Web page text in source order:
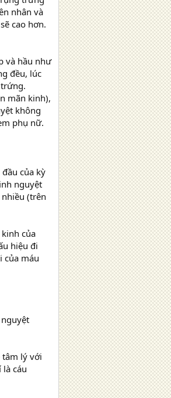
nhân và
cao hơn.
và hầu như
đều, lúc
mãn kinh),
không
phụ nữ.
của kỳ
nguyệt
(trên
của
hiệu đi
của máu
tâm lý với
cáu